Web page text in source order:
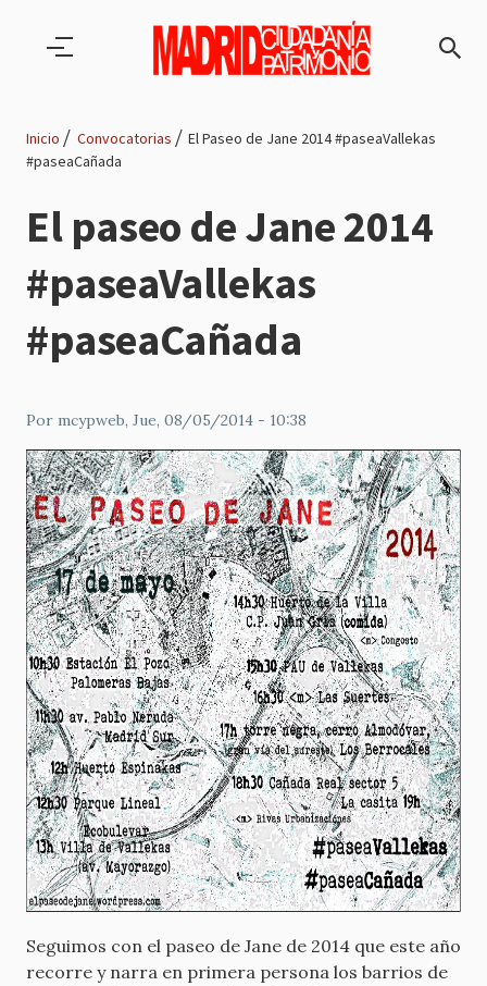
de
navegación
Inicio Convocatorias
El Paseo de Jane 2014 #paseaVallekas
#paseaCañada
El paseo de Jane 2014
#paseaVallekas
#paseaCañada
Por mcypweb, Jue, 08/05/2014 - 10:38
Seguimos con el paseo de Jane de 2014 que este año
recorre y narra en primera persona los barrios de